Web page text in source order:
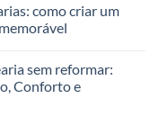
como criar um
sem reformar:
Conforto e